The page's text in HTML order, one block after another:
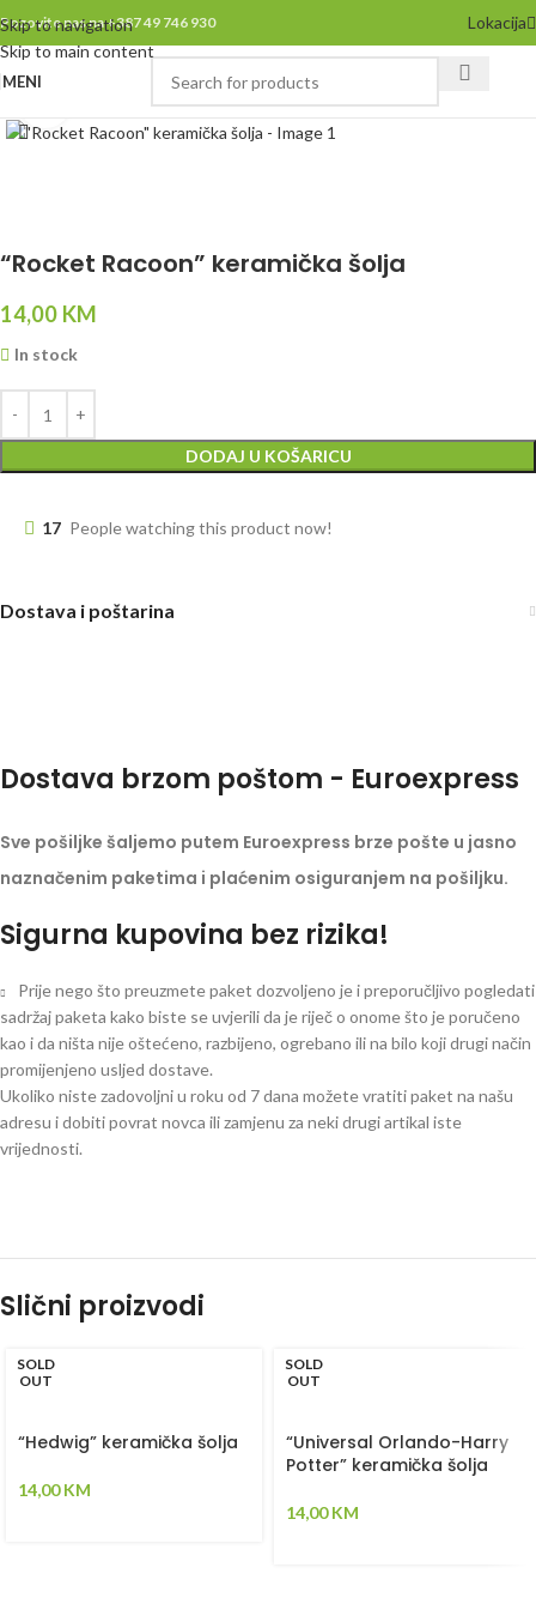
Skip to navigation
Skip to main content
Pozovite nas na +387 49 746 930 Lokacija
MENI
Click to enlarge
“Rocket Racoon” keramička šolja
14,00 KM
In stock
DODAJ U KOŠARICU
17 People watching this product now!
Dostava i poštarina
Dostava brzom poštom - Euroexpress
Sve pošiljke šaljemo putem Euroexpress brze pošte u jasno
naznačenim paketima i plaćenim osiguranjem na pošiljku.
Sigurna kupovina bez rizika!
Prije nego što preuzmete paket dozvoljeno je i preporučljivo pogledati
sadržaj paketa kako biste se uvjerili da je riječ o onome što je poručeno
kao i da ništa nije oštećeno, razbijeno, ogrebano ili na bilo koji drugi način
promijenjeno usljed dostave.
Ukoliko niste zadovoljni u roku od 7 dana možete vratiti paket na našu
adresu i dobiti povrat novca ili zamjenu za neki drugi artikal iste
vrijednosti.
Slični proizvodi
SOLD
OUT
“Hedwig” keramička šolja
14,00KM
SOLD
OUT
“Universal Orlando-Harry
Potter” keramička šolja
14,00KM